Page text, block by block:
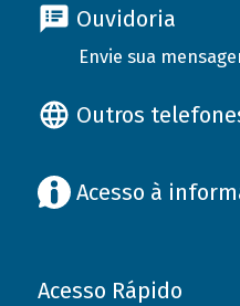
Ouvidoria
Envie sua
Outros
Acesso à
Acesso Rápido